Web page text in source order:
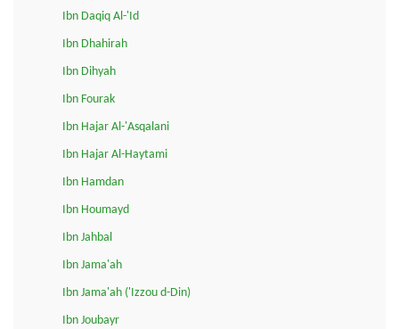
Ibn Daqiq Al-'Id
Ibn Dhahirah
Ibn Dihyah
Ibn Fourak
Ibn Hajar Al-'Asqalani
Ibn Hajar Al-Haytami
Ibn Hamdan
Ibn Houmayd
Ibn Jahbal
Ibn Jama'ah
Ibn Jama'ah ('Izzou d-Din)
Ibn Joubayr